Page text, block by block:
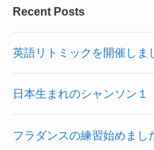
Recent Posts
英語リトミックを開催しま
日本生まれのシャンソン
フラダンスの練習始めまし